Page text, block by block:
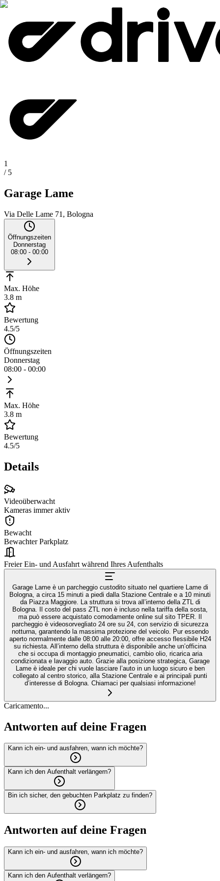
1
/ 5
Garage Lame
Via Delle Lame 71, Bologna
Öffnungszeiten
Donnerstag
08:00 - 00:00
Max. Höhe
3.8 m
Bewertung
4.5/5
Öffnungszeiten
Donnerstag
08:00 - 00:00
Max. Höhe
3.8 m
Bewertung
4.5/5
Details
Videoüberwacht
Kameras immer aktiv
Bewacht
Bewachter Parkplatz
Freier Ein- und Ausfahrt während Ihres Aufenthalts
Garage Lame è un parcheggio custodito situato nel quartiere Lame di
Bologna, a circa 15 minuti a piedi dalla Stazione Centrale e a 10 minuti
da Piazza Maggiore. La struttura si trova all’interno della ZTL di
Bologna. Il costo del pass ZTL non è incluso nella tariffa della sosta,
ma può essere acquistato comodamente online sul sito TPER. Il
parcheggio è videosorvegliato 24 ore su 24, con servizio di sicurezza
notturna, garantendo la massima protezione del veicolo. Pur essendo
aperto normalmente dalle 08:00 alle 20:00, offre accesso flessibile H24
su richiesta. All’interno della struttura è disponibile anche un’officina
che si occupa di montaggio pneumatici, cambio olio, ricarica aria
condizionata e lavaggio auto. Grazie alla posizione strategica, Garage
Lame è ideale per chi vuole lasciare l’auto in un luogo sicuro e ben
collegato al centro storico, alla Stazione Centrale e ai principali punti
d’interesse di Bologna. Chiamaci per qualsiasi informazione!
Caricamento...
Antworten auf deine Fragen
Kann ich ein- und ausfahren, wann ich möchte?
Kann ich den Aufenthalt verlängern?
Bin ich sicher, den gebuchten Parkplatz zu finden?
Antworten auf deine Fragen
Kann ich ein- und ausfahren, wann ich möchte?
Kann ich den Aufenthalt verlängern?